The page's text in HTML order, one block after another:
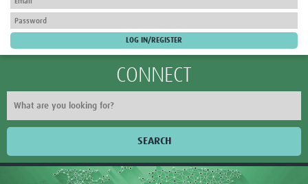
CONNECT
SEARCH